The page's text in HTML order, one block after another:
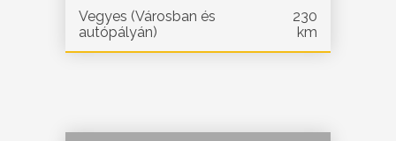
Vegyes (Városban és
autópályán)
230
km